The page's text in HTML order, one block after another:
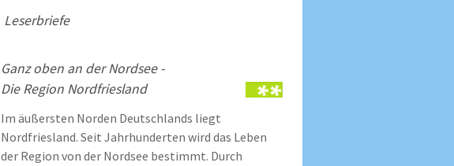
Leserbriefe
Ganz oben an der Nordsee -
Die Region Nordfriesland
Im äußersten Norden Deutschlands liegt
Nordfriesland. Seit Jahrhunderten wird das Leben
der Region von der Nordsee bestimmt. Durch